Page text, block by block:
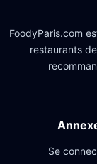
FoodyParis.com
restaurants
Se